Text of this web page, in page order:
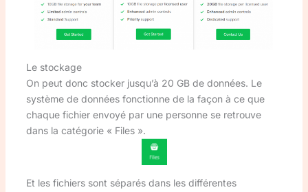
Le stockage
On peut donc stocker jusqu’à 20 GB de données. Le
système de données fonctionne de la façon à ce que
chaque fichier envoyé par une personne se retrouve
dans la catégorie « Files ».
Et les fichiers sont séparés dans les différentes